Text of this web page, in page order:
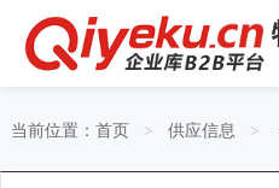
当前位置： 首页 > 供应信息 >